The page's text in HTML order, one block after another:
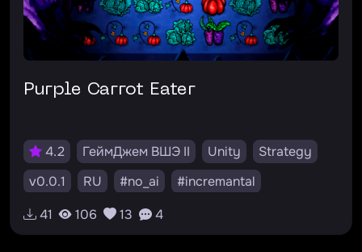
Purple Carrot Eater
4.2 ГеймДжем ВШЭ II Unity
Strategy
v0.0.1
RU #no_ai
#incremantal
#upgrades
#idle #bunny
41 106 13 4